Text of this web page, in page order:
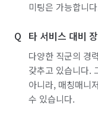
미팅은 가능합니
타 서비스 대비
다양한 직군의 경
갖추고 있습니다.
아니라, 매칭매니
수 있습니다.